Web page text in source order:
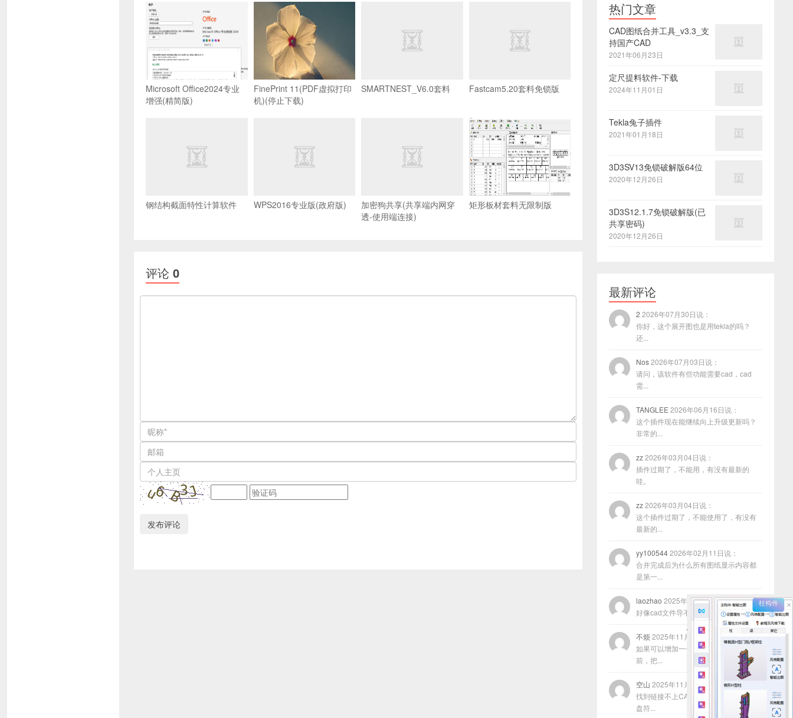
Microsoft Office2024专业
增强(精简版)
FinePrint 11(PDF虚拟打印
机)(停止下载)
SMARTNEST_V6.0套料 Fastcam5.20套料免锁版
钢结构截面特性计算软件 WPS2016专业版(政府版)
加密狗共享(共享端内网穿
透-使用端连接)
矩形板材套料无限制版
评论 0
热门文章
CAD图纸合并工具_v3.3_支
持国产CAD
2021年06月23日
定尺提料软件-下载
2024年11月01日
Tekla兔子插件
2021年01月18日
3D3SV13免锁破解版64位
2020年12月26日
3D3S12.1.7免锁破解版(已
共享密码)
2020年12月26日
最新评论
2 2026年07月30日说：
你好，这个展开图也是用tekla的吗？
还...
Nos2026年07月03日说：
请问，该软件有些功能需要cad，cad
需...
TANGLEE 2026年06月16日说：
这个插件现在能继续向上升级更新吗？
非常的...
zz2026年03月04日说：
插件过期了，不能用，有没有最新的
哇。
zz2026年03月04日说：
这个插件过期了，不能使用了，有没有
最新的...
yy1005442026年02月11日说：
合并完成后为什么所有图纸显示内容都
是第一...
laozhao 2025年11月22日说：
好像cad文件导不进去咋回事？
不烦2025年11月17日说：
如果可以增加一个功能，就是在合并以
前，把...
空山 2025年11月13日说：
找到链接不上CAD的原因了，程序放在
盘符...